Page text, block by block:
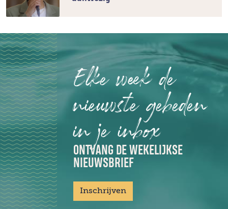
Elke week de
nieuwste gebeden
in je inbox
ONTVANG DE WEKELIJKSE
NIEUWSBRIEF
Inschrijven